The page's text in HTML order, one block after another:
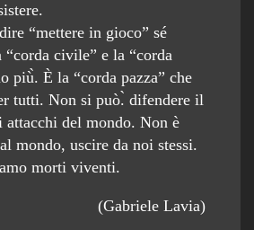
“mettere in gioco” sé
“corda civile” e la “corda
più̀. È la “corda pazza” che
tutti. Non si può.̀ difendere il
attacchi del mondo. Non è
mondo, uscire da noi stessi.
morti viventi.
(Gabriele Lavia)